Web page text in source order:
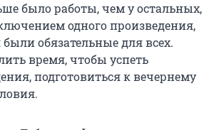
было работы, чем у остальных,
одного произведения,
обязательные для всех.
время, чтобы успеть
подготовиться к вечернему